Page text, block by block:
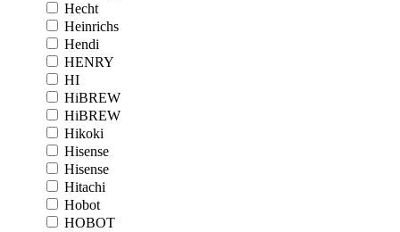
Hecht
Heinrichs
Hendi
HENRY
HI
HiBREW
HiBREW
Hikoki
Hisense
Hisense
Hitachi
Hobot
HOBOT